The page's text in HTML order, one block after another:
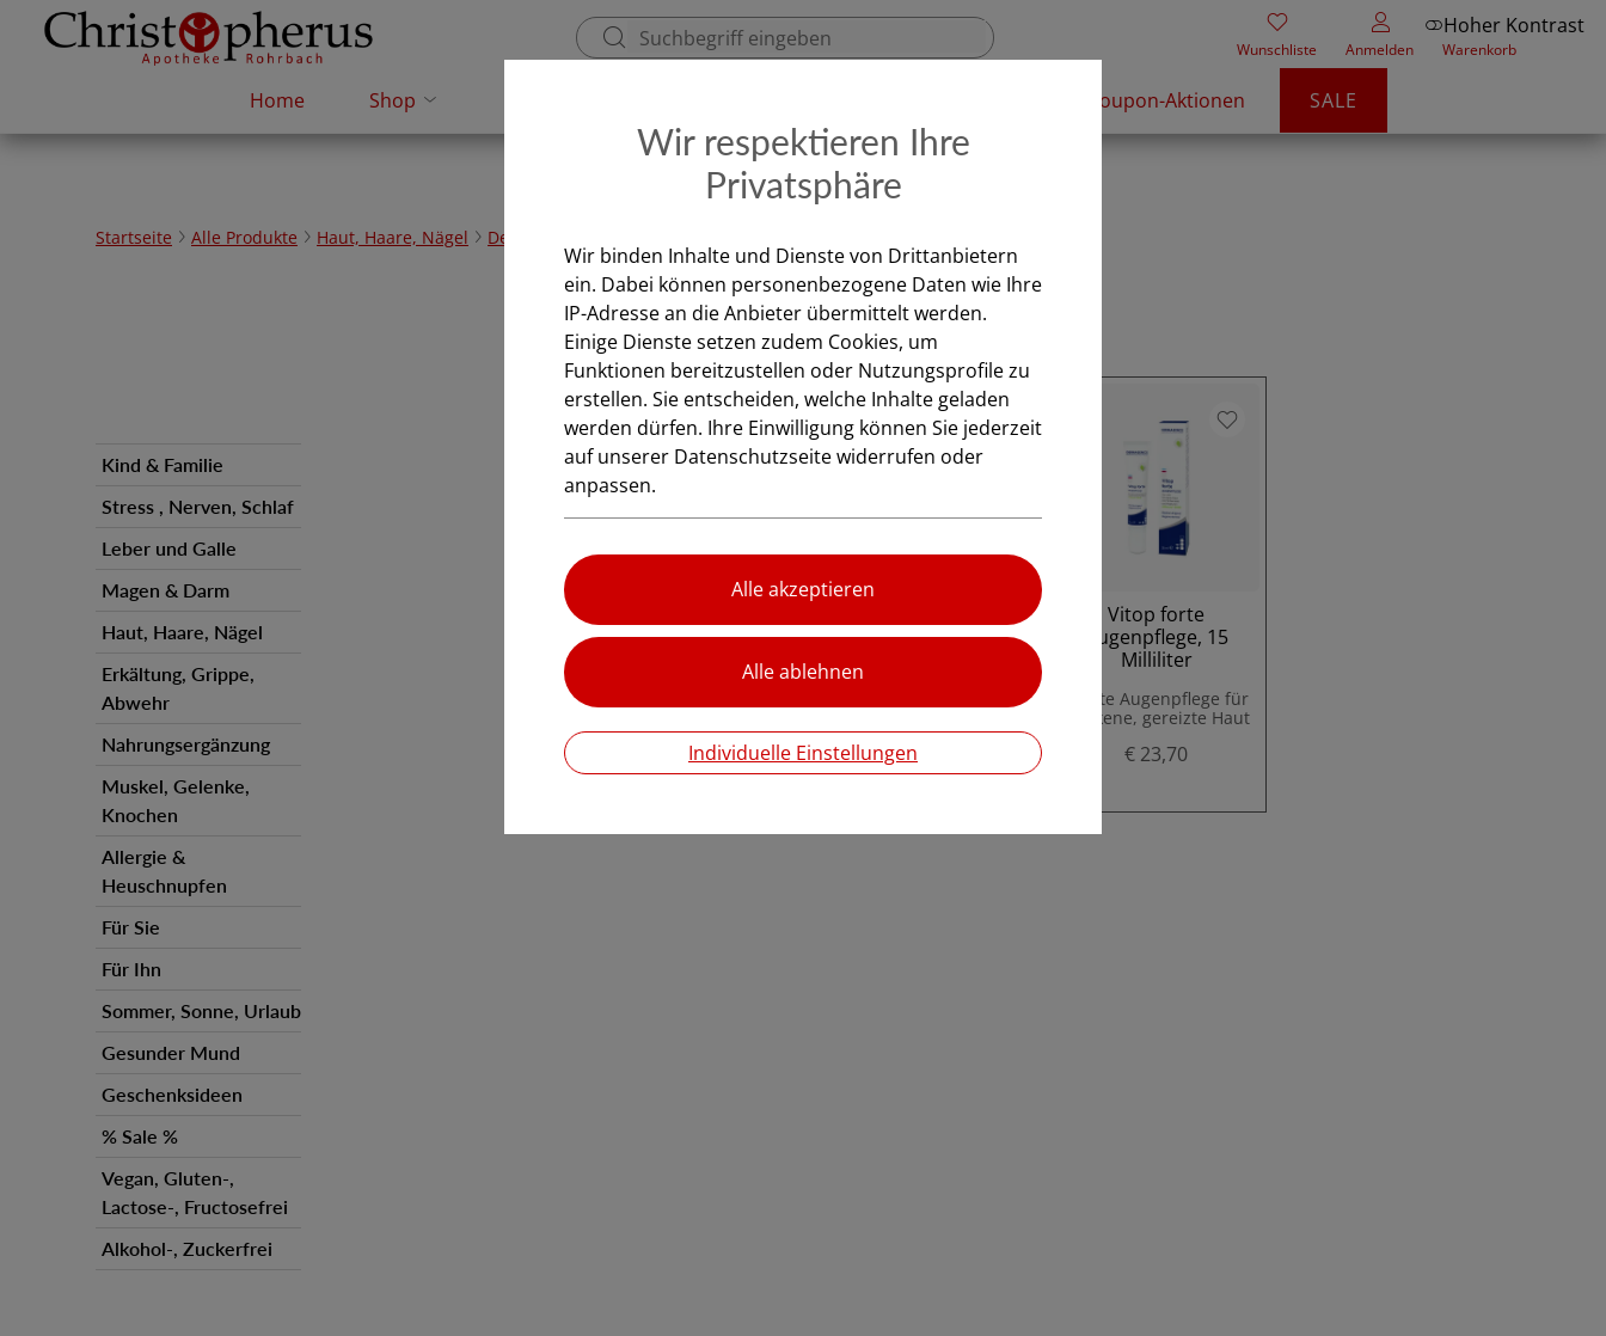
Hoher Kontrast
Wunschliste Anmelden Warenkorb
Home Shop Coupon-Aktionen SALE
Startseite Alle Produkte Haut, Haare, Nägel Dermokosmetik
Kind & Familie
Stress , Nerven, Schlaf
Leber und Galle
Magen & Darm
Haut, Haare, Nägel
Erkältung, Grippe,
Abwehr
Nahrungsergänzung
Muskel, Gelenke,
Knochen
Allergie &
Heuschnupfen
Für Sie
Für Ihn
Sommer, Sonne, Urlaub
Gesunder Mund
Geschenksideen
% Sale %
Vegan, Gluten-,
Lactose-, Fructosefrei
Alkohol-, Zuckerfrei
Augen
Aging-Augenpflege, 15
Müdigkeitsanzeichen
€ 28,00
Augenpflege, 15 ml
Feuchtigkeit für
€ 23,70
Vitop forte
Augenpflege, 15
Milliliter
Sanfte Augenpflege für
trockene, gereizte Haut
€ 23,70
Wir respektieren Ihre
Privatsphäre
Wir binden Inhalte und Dienste von Drittanbietern
ein. Dabei können personenbezogene Daten wie Ihre
IP-Adresse an die Anbieter übermittelt werden.
Einige Dienste setzen zudem Cookies, um
Funktionen bereitzustellen oder Nutzungsprofile zu
erstellen. Sie entscheiden, welche Inhalte geladen
werden dürfen. Ihre Einwilligung können Sie jederzeit
auf unserer Datenschutzseite widerrufen oder
anpassen.
Individuelle Einstellungen